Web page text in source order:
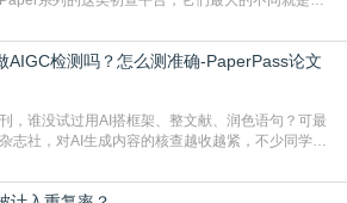
学校定稿检测的绝对主流。本科用PMLC，含大学
论文，硕博用VIP/TMLC，含学术论文联合比对
AIGC检测吗？怎么测准确-PaperPass论文
，谁没试过用AI搭框架、整文献、润色语句？可最
志社，对AI生成内容的核查越收越紧，不少同学投
已经成了很多过来人交稿前必做的一步。为什么